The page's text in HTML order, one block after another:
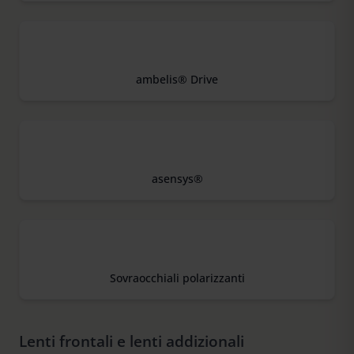
ambelis® Drive
asensys®
Sovraocchiali polarizzanti
Lenti frontali e lenti addizionali